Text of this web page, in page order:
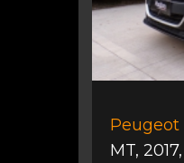
Peugeot
MT, 2017,